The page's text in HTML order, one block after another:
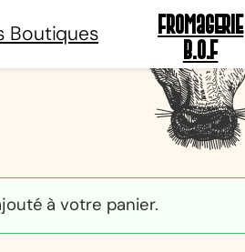
Boutiques
Fromagerie
B.O.F
à votre panier.